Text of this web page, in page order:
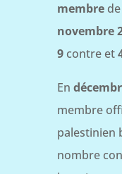
membrede
novembre
9contre et
En
membre
palestinien
nombre